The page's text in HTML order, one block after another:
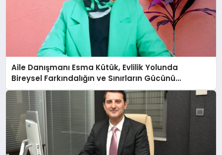
Aile Danışmanı Esma Kütük, Evlilik Yolunda
Bireysel Farkındalığın ve Sınırların Gücünü
Anlatıyor